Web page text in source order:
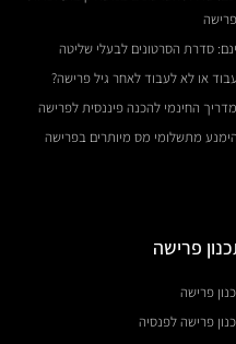
סדרת הסרטונים לבעלי שליטה
או לא לעבוד לאחר גיל פרישה?
החינמי להכנה פיננסית לפרישה
מתשלומי מס מיותרים בפרישה
פרישה
פרישה
פרישה לפנסיה